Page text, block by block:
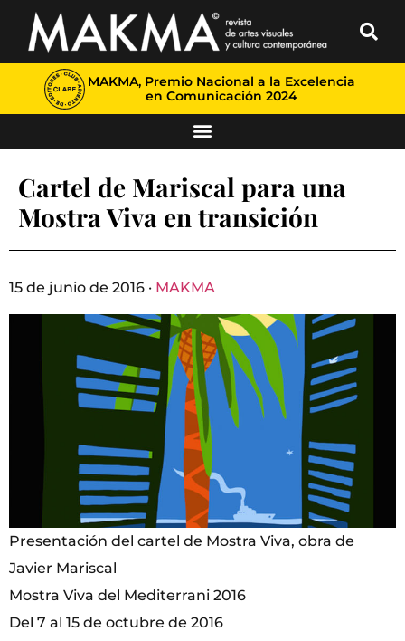
MAKMA, Premio Nacional a la Excelencia
en Comunicación 2024
Cartel de Mariscal para una
Mostra Viva en transición
15 de junio de 2016 · MAKMA
Presentación del cartel de Mostra Viva, obra de
Javier Mariscal
Mostra Viva del Mediterrani 2016
Del 7 al 15 de octubre de 2016